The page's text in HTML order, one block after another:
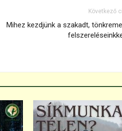
Következő
Mihez kezdjünk a szakadt,